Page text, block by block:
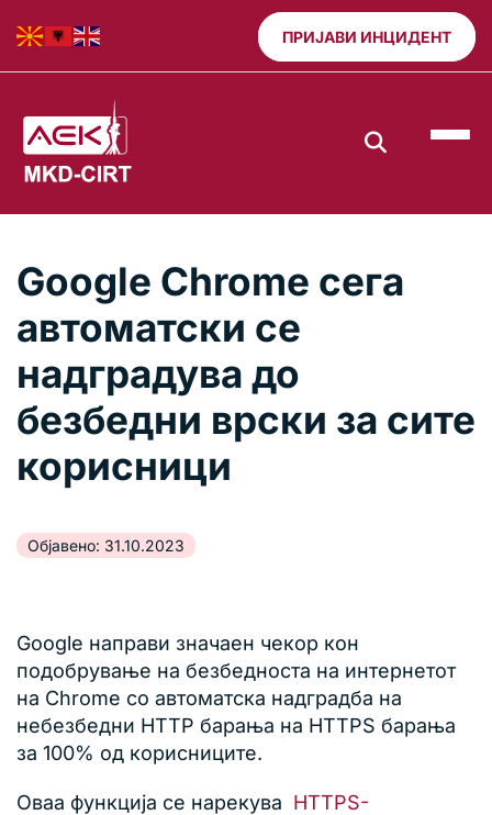
ПРИЈАВИ ИНЦИДЕНТ
Google Chrome сега
автоматски се
надградува до
безбедни врски за сите
корисници
Објавено: 31.10.2023
Google направи значаен чекор кон
подобрување на безбедноста на интернетот
на Chrome со автоматска надградба на
небезбедни HTTP барања на HTTPS барања
за 100% од корисниците.
Оваа функција се нарекува HTTPS-